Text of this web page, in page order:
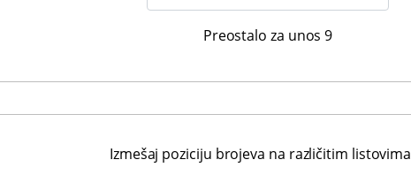
Preostalo za unos9
Izmešaj poziciju brojeva na različitim listovima